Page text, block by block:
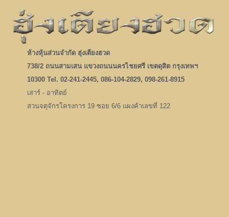
ห้างหุ้นส่วนจำกัด ฮุ่งเตียงฮวด
738/2 ถนนสามเสน แขวงถนนนครไชยศรี เขตดุสิต กรุงเทพฯ
10300 Tel. 02-241-2445, 086-104-2829, 098-261-8915
เสาร์ - อาทิตย์
สวนจตุจักรโครงการ 19 ซอย 6/6 แผงค้าเลขที่ 122